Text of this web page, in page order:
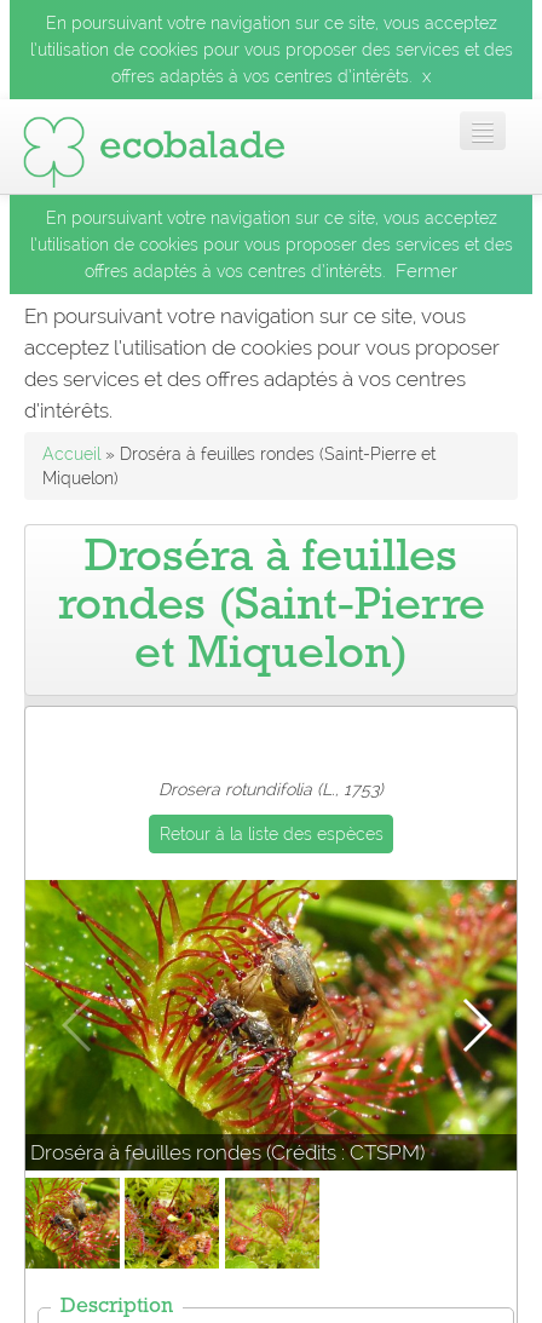
En poursuivant votre navigation sur ce site, vous acceptez
l’utilisation de cookies pour vous proposer des services et des
offres adaptés à vos centres d’intérêts.
x
Accueil
Les balades
Les espèces
Pro
En poursuivant votre navigation sur ce site, vous acceptez
l’utilisation de cookies pour vous proposer des services et des
offres adaptés à vos centres d’intérêts.
Fermer
En poursuivant votre navigation sur ce site, vous
acceptez l’utilisation de cookies pour vous proposer
des services et des offres adaptés à vos centres
d’intérêts.
Accueil » Droséra à feuilles rondes (Saint-Pierre et
Miquelon)
Droséra à feuilles
rondes (Saint-Pierre
et Miquelon)
Drosera rotundifolia (L., 1753)
Retour à la liste des espèces
Droséra à feuilles rondes (Crédits : CTSPM)
Description